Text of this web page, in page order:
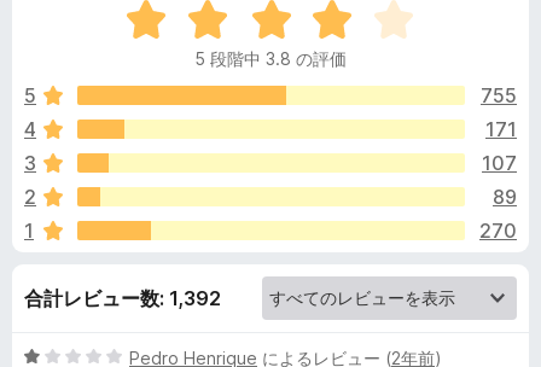
ラ
ウ
ザ
ー
ド
オ
ン
T
u
b
H
5
段
中
.
の
価
5 段階中 3.8 の評価
5
755
4
171
3
107
2
89
1
270
合計レビュー数: 1,392
5
Pedro Henrique によるレビュー (2年前)